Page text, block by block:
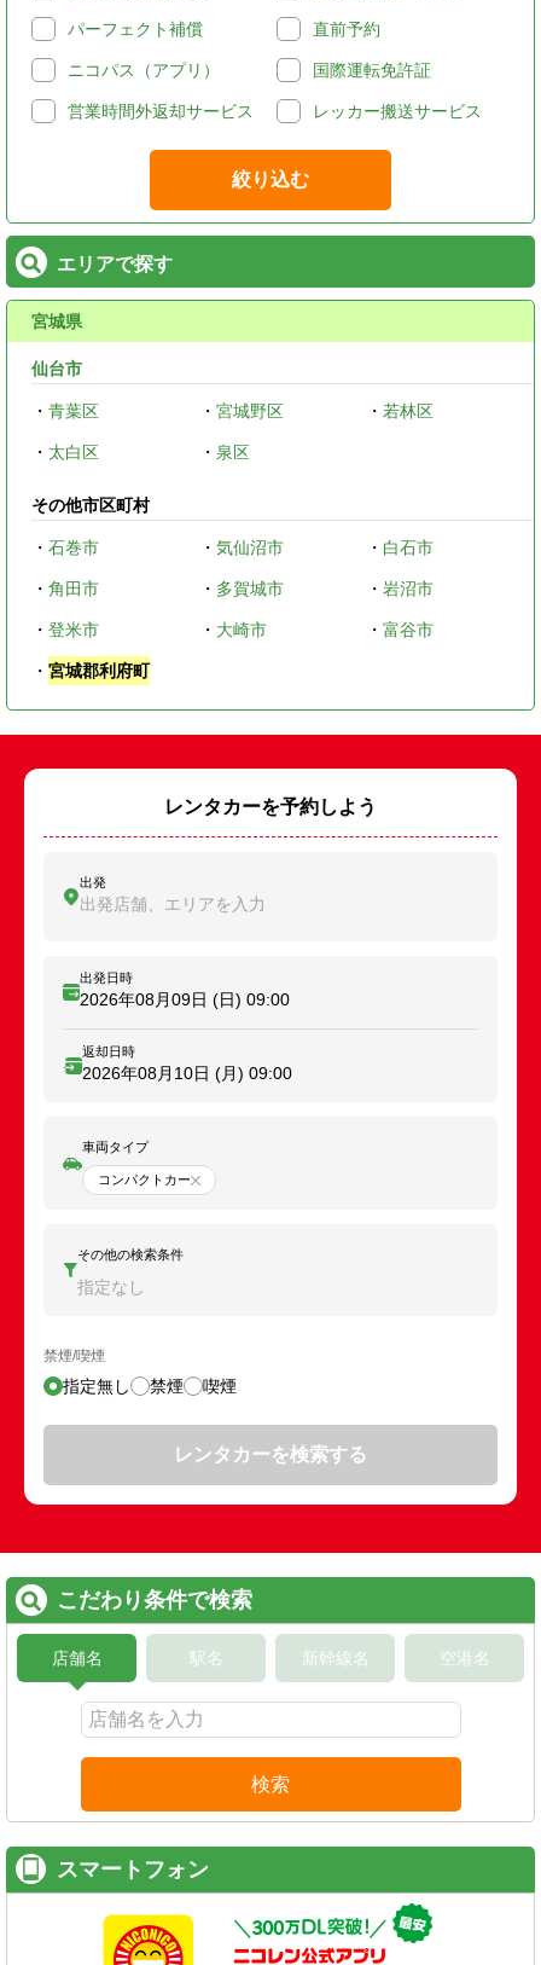
パーフェクト補償 直前予約
ニコパス（アプリ） 国際運転免許証
営業時間外返却サービス レッカー搬送サービス
絞り込む
エリアで探す
宮城県
仙台市
・ 青葉区 ・ 宮城野区 ・若林区
・ 太白区 ・ 泉区
その他市区町村
・ 石巻市 ・ 気仙沼市 ・ 白石市
・ 角田市 ・ 多賀城市 ・岩沼市
・ 登米市 ・ 大崎市 ・富谷市
・ 宮城郡利府町
レンタカーを予約しよう
出発
出発店舗、エリアを入力
出発日時
2026年08月09日 (日) 09:00
返却日時
2026年08月10日 (月) 09:00
車両タイプ
コンパクトカー
その他の検索条件
指定なし
禁煙/喫煙
指定無し 禁煙 喫煙
レンタカーを検索する
こだわり条件で検索
店舗名 駅名 新幹線名 空港名
検索
スマートフォン